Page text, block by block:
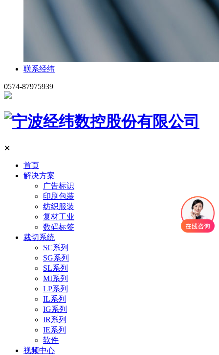
联系经纬
0574-87975939
✕
首页
解决方案
广告标识
印刷包装
纺织服装
复材工业
数码标签
裁切系统
SC系列
SG系列
SL系列
MI系列
LP系列
IL系列
IG系列
IR系列
IE系列
软件
视频中心